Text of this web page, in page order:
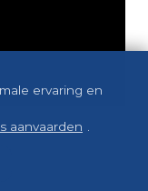
ervaring en
aanvaarden